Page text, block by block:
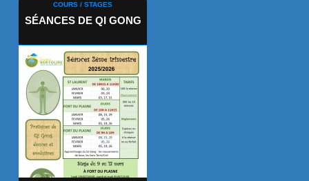
COURS / STAGES
SÉANCES DE QI GONG